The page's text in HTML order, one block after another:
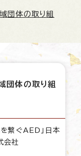
団体の取り組
団体の取り組
を繋ぐAED」日本
会社